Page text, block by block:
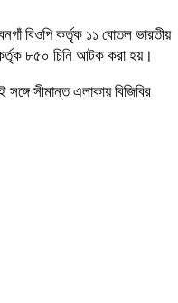
বিওপি কর্তৃক ১১ বোতল ভারতীয়
কর্তৃক ৮৫০ চিনি আটক করা হয়।
সীমান্ত এলাকায় বিজিবির